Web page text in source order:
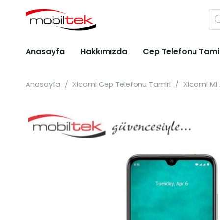
Anasayfa Hakkımızda Cep Telefonu
Anasayfa / Xiaomi Cep Telefonu Tamiri / Xiaomi Mi